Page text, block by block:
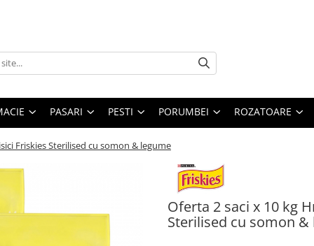
PASARI PESTI PORUMBEI ROZATOARE
Friskies Sterilised cu somon & legume
Oferta 2 saci x 10 kg
Sterilised cu somon &